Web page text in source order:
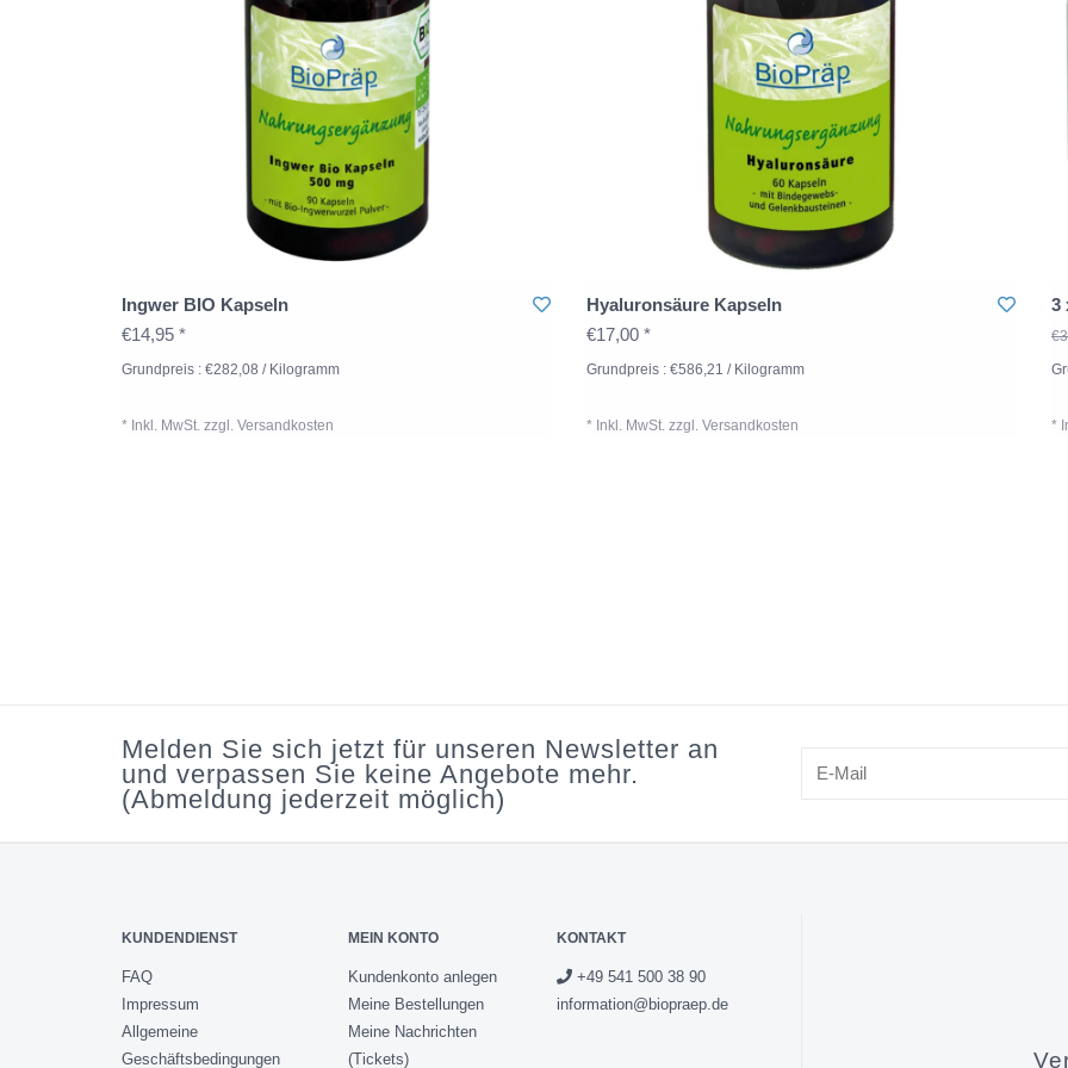
*% NRV
** keine
Inulin, tri-
Ingwer BIO Kapseln
€14,95 *
Grundpreis : €282,08 / Kilogramm
* Inkl. MwSt. zzgl. Versandkosten
Hyaluronsäure Kapseln
€17,00 *
Grundpreis : €586,21 / Kilogramm
* Inkl. MwSt. zzgl. Versandkosten
3
*
Melden Sie sich jetzt für unseren Newsletter an
und verpassen Sie keine Angebote mehr.
(Abmeldung jederzeit möglich)
KUNDENDIENST
FAQ
Impressum
Allgemeine
Geschäftsbedingungen
MEIN KONTO
Kundenkonto anlegen
Meine Bestellungen
Meine Nachrichten
(Tickets)
KONTAKT
+49 541 500 38 90
information@biopraep.de